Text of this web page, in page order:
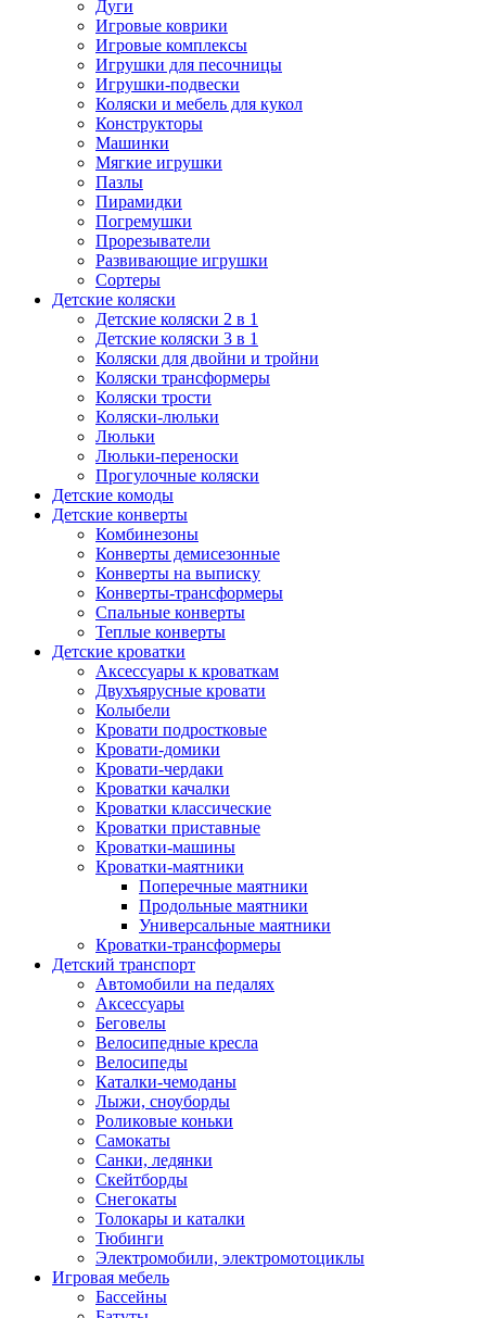
Дуги
Игровые коврики
Игровые комплексы
Игрушки для песочницы
Игрушки-подвески
Коляски и мебель для кукол
Конструкторы
Машинки
Мягкие игрушки
Пазлы
Пирамидки
Погремушки
Прорезыватели
Развивающие игрушки
Сортеры
Детские коляски
Детские коляски 2 в 1
Детские коляски 3 в 1
Коляски для двойни и тройни
Коляски трансформеры
Коляски трости
Коляски-люльки
Люльки
Люльки-переноски
Прогулочные коляски
Детские комоды
Детские конверты
Комбинезоны
Конверты демисезонные
Конверты на выписку
Конверты-трансформеры
Спальные конверты
Теплые конверты
Детские кроватки
Аксессуары к кроваткам
Двухъярусные кровати
Колыбели
Кровати подростковые
Кровати-домики
Кровати-чердаки
Кроватки качалки
Кроватки классические
Кроватки приставные
Кроватки-машины
Кроватки-маятники
Поперечные маятники
Продольные маятники
Универсальные маятники
Кроватки-трансформеры
Детский транспорт
Автомобили на педалях
Аксессуары
Беговелы
Велосипедные кресла
Велосипеды
Каталки-чемоданы
Лыжи, сноуборды
Роликовые коньки
Самокаты
Санки, ледянки
Скейтборды
Снегокаты
Толокары и каталки
Тюбинги
Электромобили, электромотоциклы
Игровая мебель
Бассейны